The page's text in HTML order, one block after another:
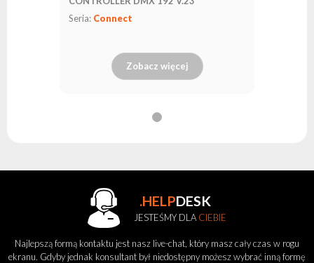
Seria: Connect
Zobacz więcej
.HELPDESK
JESTEŚMY DLACIEBIE
Najlepszą formą kontaktu jest nasz live-chat, który masz cały czas w rogu
ekranu. Gdyby jednak konsultant był niedostępny możesz wybrać inną formę